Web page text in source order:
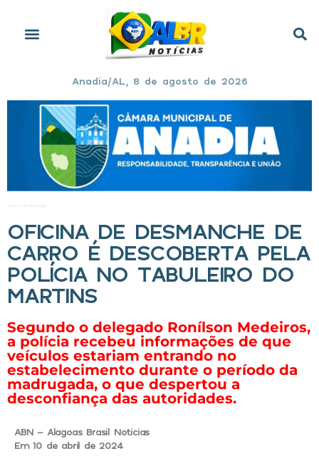
Anadia/AL, 8 de agosto de 2026
OFICINA DE DESMANCHE DE
CARRO É DESCOBERTA PELA
POLÍCIA NO TABULEIRO DO
MARTINS
Segundo o delegado Ronílson Medeiros,
a polícia recebeu informações de que
veículos estariam entrando no
estabelecimento durante o período da
madrugada, o que despertou a
desconfiança das autoridades.
ABN - Alagoas Brasil Noticias
Em 10 de abril de 2024